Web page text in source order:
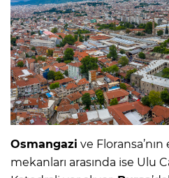
Osmangazi ve
mekanları arasında ise Ulu